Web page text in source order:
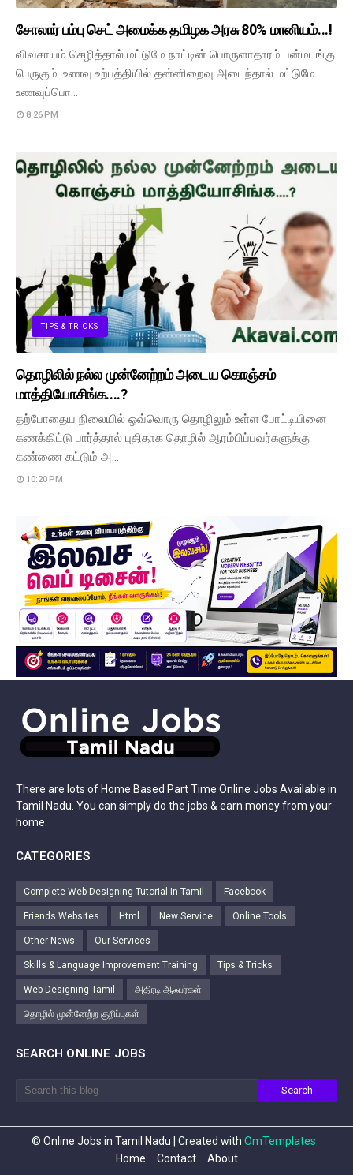
சோலார் பம்பு செட் அமைக்க தமிழக அரசு 80% மானியம்...!
விவசாயம் செழித்தால் மட்டுமே நாட்டின் பொருளாதாரம் பன்மடங்கு
பெருகும். உணவு உற்பத்தியில் தன்னிறைவு அடைந்தால் மட்டுமே
உணவுப்பொ…
8:26 PM
TIPS & TRICKS
தொழிலில் நல்ல முன்னேற்றம் அடைய கொஞ்சம்
மாத்தியோசிங்க....?
தற்போதைய நிலையில் ஒவ்வொரு தொழிலும் உள்ள போட்டியினை
கணக்கிட்டு பார்த்தால் புதிதாக தொழில் ஆரம்பிப்பவர்களுக்கு
கண்ணை கட்டும் அ…
10:20 PM
There are lots of Home Based Part Time Online Jobs Available in
Tamil Nadu. You can simply do the jobs & earn money from your
home.
CATEGORIES
Complete Web Designing Tutorial In Tamil Facebook
Friends Websites Html New Service Online Tools
Other News Our Services
Skills & Language Improvement Training Tips & Tricks
Web Designing Tamil அதிரடி ஆஃபர்கள்
தொழில் முன்னேற்ற குறிப்புகள்
SEARCH ONLINE JOBS
© Online Jobs in Tamil Nadu | Created with OmTemplates
Home
Contact About